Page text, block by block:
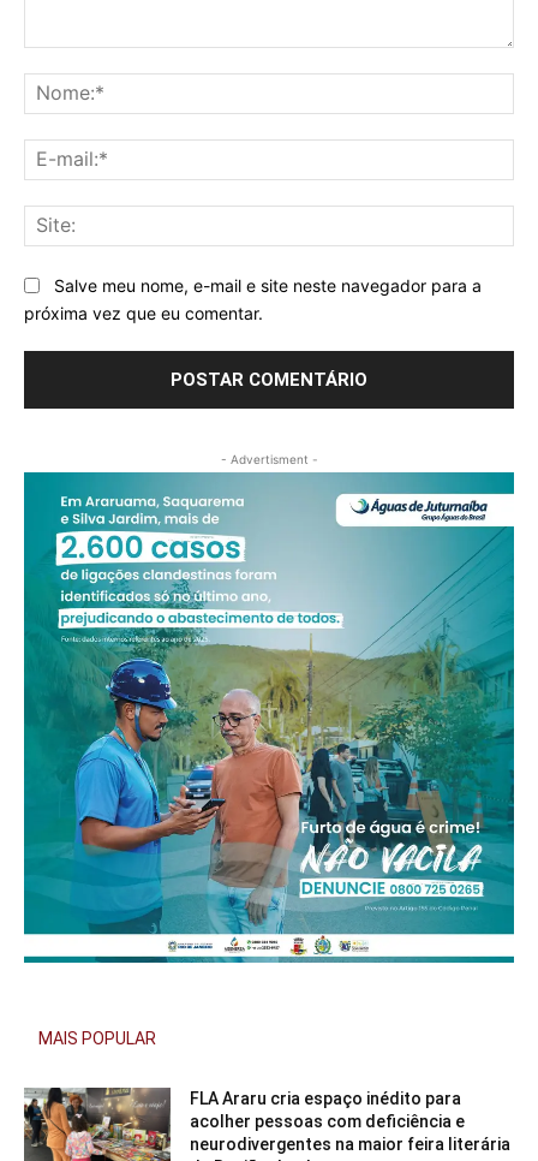
Salve meu nome, e-mail e site neste navegador para a
próxima vez que eu comentar.
- Advertisment -
MAIS POPULAR
FLA Araru cria espaço inédito para
acolher pessoas com deficiência e
neurodivergentes na maior feira literária